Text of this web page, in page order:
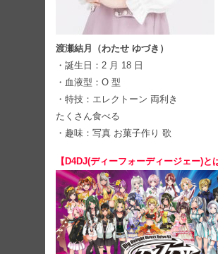
渡瀬結月（わたせ ゆづき）
・誕生日：2 月 18 日
・血液型：O 型
・特技：エレクトーン 両利き
たくさん食べる
・趣味：写真 お菓子作り 歌
【D4DJ(ディーフォーディージェー)と